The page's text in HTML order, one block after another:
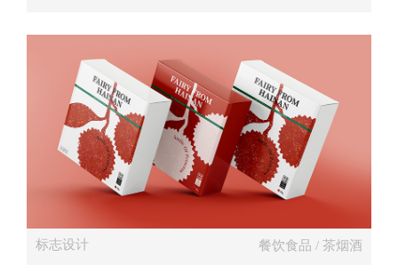
标志设计 餐饮食品 / 茶烟酒